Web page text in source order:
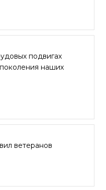
подвигах
наших
ветеранов